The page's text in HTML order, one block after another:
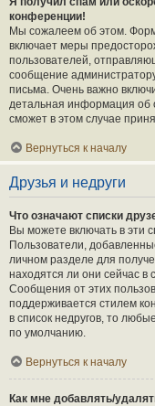
конференции!
Мы сожалеем об этом.
включает меры
пользователей,
сообщение
письма. Очень важно
детальная информация об
сможет в этом случае
Вернуться к началу
Друзья и недруги
Что означают списки
Вы можете включать в эти
Пользователи,
личном разделе для
находятся ли они сейчас
Сообщения от этих
поддерживается стилем
в список недругов, то
по умолчанию.
Вернуться к началу
Как мне добавлять/